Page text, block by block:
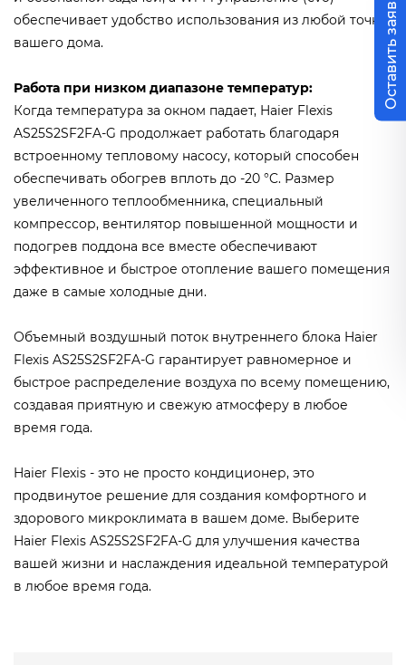
обеспечивает удобство использования из любой точки
вашего дома.
Работа при низком диапазоне температур:
Когда температура за окном падает, Haier Flexis
AS25S2SF2FA-G продолжает работать благодаря
встроенному тепловому насосу, который способен
обеспечивать обогрев вплоть до -20 °C. Размер
увеличенного теплообменника, специальный
компрессор, вентилятор повышенной мощности и
подогрев поддона все вместе обеспечивают
эффективное и быстрое отопление вашего помещения
даже в самые холодные дни.
Объемный воздушный поток внутреннего блока Haier
Flexis AS25S2SF2FA-G гарантирует равномерное и
быстрое распределение воздуха по всему помещению,
создавая приятную и свежую атмосферу в любое
время года.
Haier Flexis - это не просто кондиционер, это
продвинутое решение для создания комфортного и
здорового микроклимата в вашем доме. Выберите
Haier Flexis AS25S2SF2FA-G для улучшения качества
вашей жизни и наслаждения идеальной температурой
в любое время года.
Оставить заявку